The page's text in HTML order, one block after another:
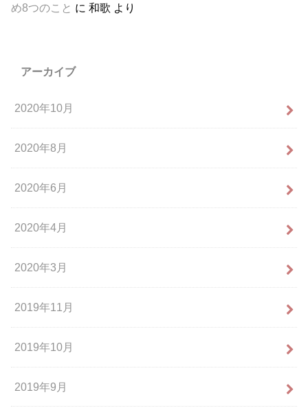
め8つのこと に和歌 より
アーカイブ
2020年10月
2020年8月
2020年6月
2020年4月
2020年3月
2019年11月
2019年10月
2019年9月